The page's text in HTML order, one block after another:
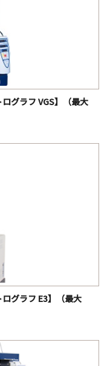
｜201
もみ試験機）｜363
試験機 AC3】｜606
レー柔軟度試験機）
性試験機【アトラ
性試験機【アトラ
・1006
性試験機【アトラ
1005
性試験機【アトラ
ーメーター用過酸化
グラフ VGS】（最大
グラフ E3】（最大